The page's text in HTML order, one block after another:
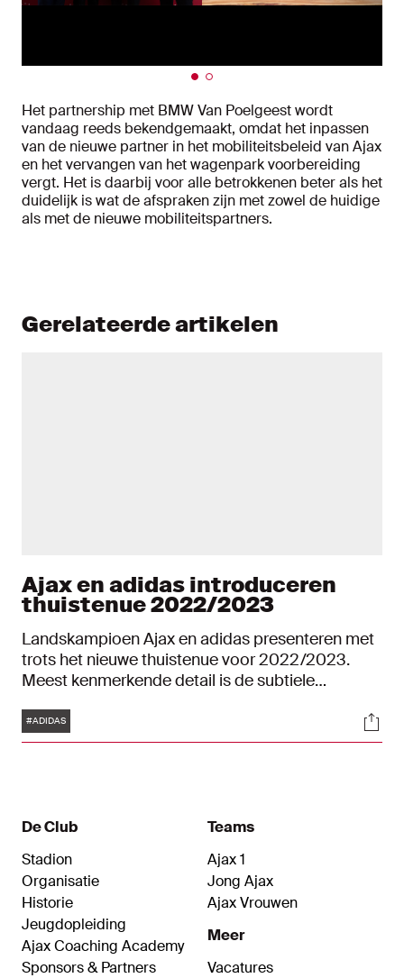
Het partnership met BMW Van Poelgeest wordt
vandaag reeds bekendgemaakt, omdat het inpassen
van de nieuwe partner in het mobiliteitsbeleid van Ajax
en het vervangen van het wagenpark voorbereiding
vergt. Het is daarbij voor alle betrokkenen beter als het
duidelijk is wat de afspraken zijn met zowel de huidige
als met de nieuwe mobiliteitspartners.
Gerelateerde artikelen
Ajax en adidas introduceren
thuistenue 2022/2023
Landskampioen Ajax en adidas presenteren met
trots het nieuwe thuistenue voor 2022/2023.
Meest kenmerkende detail is de subtiele
de invoering van de twee en later drie gouden
kampioenssterren al vaker pronkte op het shirt en
Tags
#ADIDAS
De Club
Stadion
Organisatie
Historie
Jeugdopleiding
Ajax Coaching Academy
Sponsors & Partners
Teams
Ajax 1
Jong Ajax
Ajax Vrouwen
Meer
Vacatures